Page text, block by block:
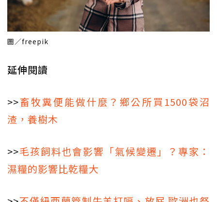
圖／freepik
延伸閱讀
>>畜牧糞便能做什麼？鄉公所買1500袋沼
渣，養樹木
>>毛孩飼料也會影響「氣候變遷」？專家：
濕糧的影響比乾糧大